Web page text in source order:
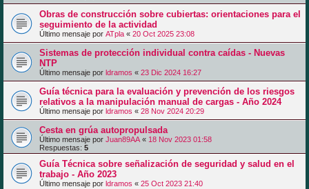
Obras de construcción sobre cubiertas: orientaciones para el
seguimiento de la actividad
Último mensaje por ATpla « 20 Oct 2025 23:08
Sistemas de protección individual contra caídas - Nuevas
NTP
Último mensaje por ldramos « 23 Dic 2024 16:27
Guía técnica para la evaluación y prevención de los riesgos
relativos a la manipulación manual de cargas - Año 2024
Último mensaje por ldramos « 28 Nov 2024 20:29
Cesta en grúa autopropulsada
Último mensaje por Juan89AA « 18 Nov 2023 01:58
Respuestas: 5
Guía Técnica sobre señalización de seguridad y salud en el
trabajo - Año 2023
Último mensaje por ldramos « 25 Oct 2023 21:40